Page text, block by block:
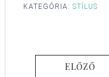
KATEGÓRIA: STÍLUS
ELŐZŐ